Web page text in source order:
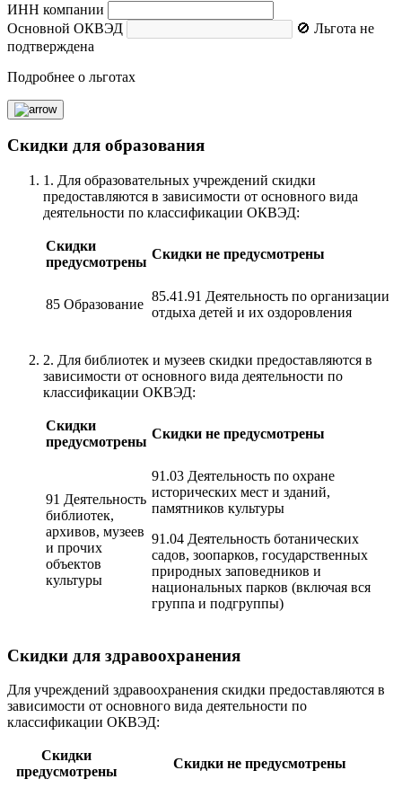
ИНН компании
Основной ОКВЭД
🚫 Льгота не
подтверждена
Подробнее о льготах
Скидки для образования
1. Для образовательных учреждений скидки
предоставляются в зависимости от основного вида
деятельности по классификации ОКВЭД:
Скидки
предусмотрены
Скидки не предусмотрены
85 Образование
85.41.91 Деятельность по организации
отдыха детей и их оздоровления
2. Для библиотек и музеев скидки предоставляются в
зависимости от основного вида деятельности по
классификации ОКВЭД:
Скидки
предусмотрены
Скидки не предусмотрены
91 Деятельность
библиотек,
архивов, музеев
и прочих
объектов
культуры
91.03 Деятельность по охране
исторических мест и зданий,
памятников культуры
91.04 Деятельность ботанических
садов, зоопарков, государственных
природных заповедников и
национальных парков (включая вся
группа и подгруппы)
Скидки для здравоохранения
Для учреждений здравоохранения скидки предоставляются в
зависимости от основного вида деятельности по
классификации ОКВЭД:
Скидки
предусмотрены
Скидки не предусмотрены